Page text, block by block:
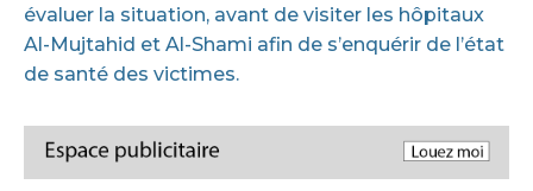
évaluer la situation, avant de visiter les hôpitaux
Al-Mujtahid et Al-Shami afin de s’enquérir de l’état
de santé des victimes.